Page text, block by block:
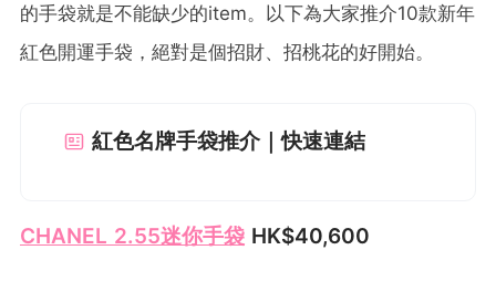
的手袋就是不能缺少的item。以下為大家推介10款新年
紅色開運手袋，絕對是個招財、招桃花的好開始。
紅色名牌手袋推介｜快速連結
CHANEL 2.55迷你手袋 HK$40,600